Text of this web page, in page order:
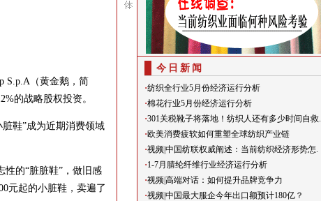
S.p.A（黄金鹅，简
的战略股权投资。
鞋”成为近期消费领域
的“脏脏鞋”，做旧感
元起的小脏鞋，卖遍了
今日新闻
·纺织全行业5月份经济运行分析
·棉花行业5月份经济运行分析
·301关税靴子将落地！纺织人还有多少时间自救.
·欧美消费疲软如何重塑全球纺织产业链
·视频|中国纺联权威阐述：当前纺织经济形势怎.
·1-7月腈纶纤维行业经济运行分析
·视频|高端对话：如何提升品牌竞争力
·视频|中国最大服企今年出口额预计180亿？